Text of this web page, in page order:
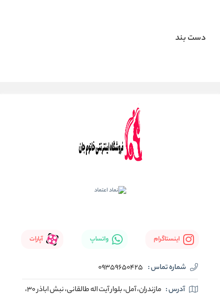
دست بند
اینستاگرام واتساپ آپارات
شماره تماس : 09359650425
آدرس :
مازندران، آمل، بلوار آیت اله طالقانی، نبش اباذر 30،